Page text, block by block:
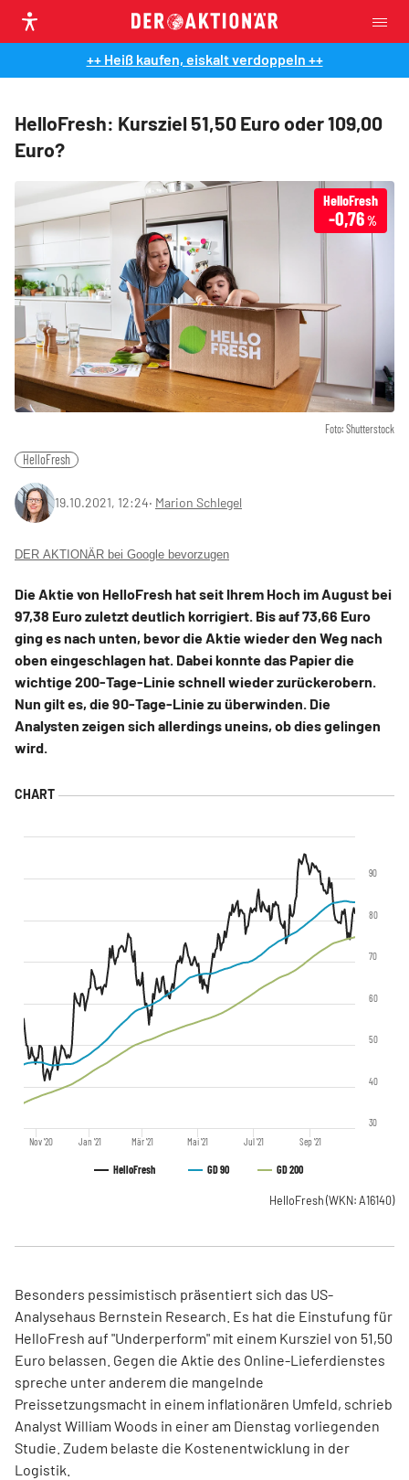
++ Heiß kaufen, eiskalt verdoppeln ++
HelloFresh: Kursziel 51,50 Euro oder 109,00
Euro?
Foto: Shutterstock
HelloFresh
-0,76 %
HelloFresh
19.10.2021, 12:24‧ Marion Schlegel
DER AKTIONÄR bei Google bevorzugen
Die Aktie von HelloFresh hat seit Ihrem Hoch im August bei
97,38 Euro zuletzt deutlich korrigiert. Bis auf 73,66 Euro
ging es nach unten, bevor die Aktie wieder den Weg nach
oben eingeschlagen hat. Dabei konnte das Papier die
wichtige 200-Tage-Linie schnell wieder zurückerobern.
Nun gilt es, die 90-Tage-Linie zu überwinden. Die
Analysten zeigen sich allerdings uneins, ob dies gelingen
wird.
HelloFresh GD 90 GD 200
Nov '20 Jan '21 Mär '21 Mai '21 Jul '21 Sep '21
30
40
50
60
70
80
90
HelloFresh (WKN: A16140)
Besonders pessimistisch präsentiert sich das US-
Analysehaus Bernstein Research. Es hat die Einstufung für
HelloFresh auf "Underperform" mit einem Kursziel von 51,50
Euro belassen. Gegen die Aktie des Online-Lieferdienstes
spreche unter anderem die mangelnde
Preissetzungsmacht in einem inflationären Umfeld, schrieb
Analyst William Woods in einer am Dienstag vorliegenden
Studie. Zudem belaste die Kostenentwicklung in der
Logistik.